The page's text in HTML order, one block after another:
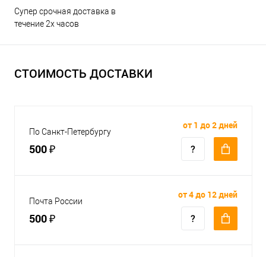
Супер срочная доставка в
течение 2х часов
СТОИМОСТЬ ДОСТАВКИ
По Санкт-Петербургу
500 ₽
от 1 до 2 дней
Почта России
500 ₽
от 4 до 12 дней